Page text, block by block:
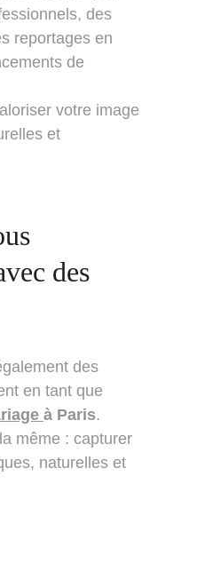
des
reportages en
de
votre image
et
des
des
en tant que
à Paris.
même : capturer
naturelles et